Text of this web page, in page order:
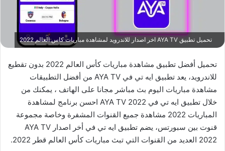
تحميل تطبيق AYA TV اخر اصدار للاندرويد لمشاهدة مباريات كاس العالم 2022
تحميل أفضل تطبيق مشاهدة مباريات كأس العالم 2022 بدون تقطيع
للاندرويد، يعد تطبيق ايه تي في AYA TV من أفضل التطبيقات
مشاهدة مباريات اليوم بث مباشر مجانا على الهاتف ، يمكنك من
خلال تطبيق ايه تي في AYA TV 2022 احسن برنامج لمشاهدة
المباريات 2022 مشاهدة جميع القنوات المشفرة وخاصة مجموعة
قنوت بين سبورتس، يضم تطبيق ايه تي في أخر اصدار AYA TV
2022 العديد من القنوات التي تبث مباريات كأس العالم قطر 2022.